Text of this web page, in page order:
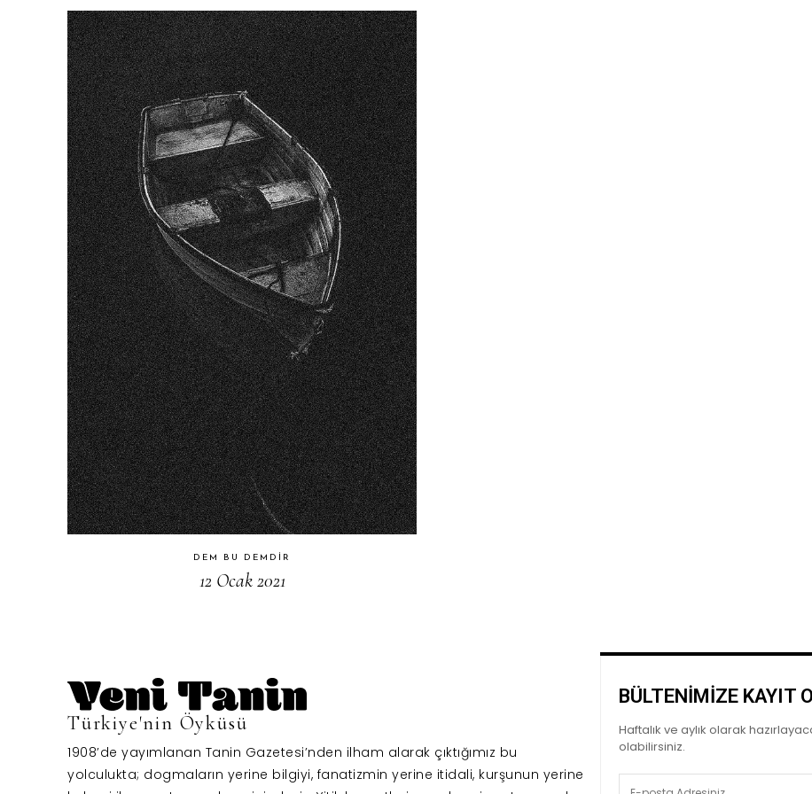
DEM BU DEMDIR
12 Ocak 2021
Türkiye'nin Öyküsü
1908’de yayımlanan Tanin Gazetesi’nden ilham alarak çıktığımız bu
yolculukta; dogmaların yerine bilgiyi, fanatizmin yerine itidali, kurşunun yerine
BÜLTENİMİZE KAYIT
Haftalık ve aylık olarak
olabilirsiniz.